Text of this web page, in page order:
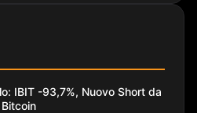
IBIT -93,7%, Nuovo Short da